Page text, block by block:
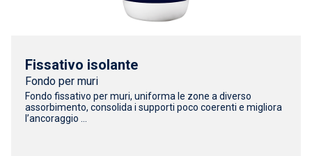
Fissativo isolante
Fondo per muri
Fondo fissativo per muri, uniforma le zone a diverso
assorbimento, consolida i supporti poco coerenti e migliora
l’ancoraggio ...